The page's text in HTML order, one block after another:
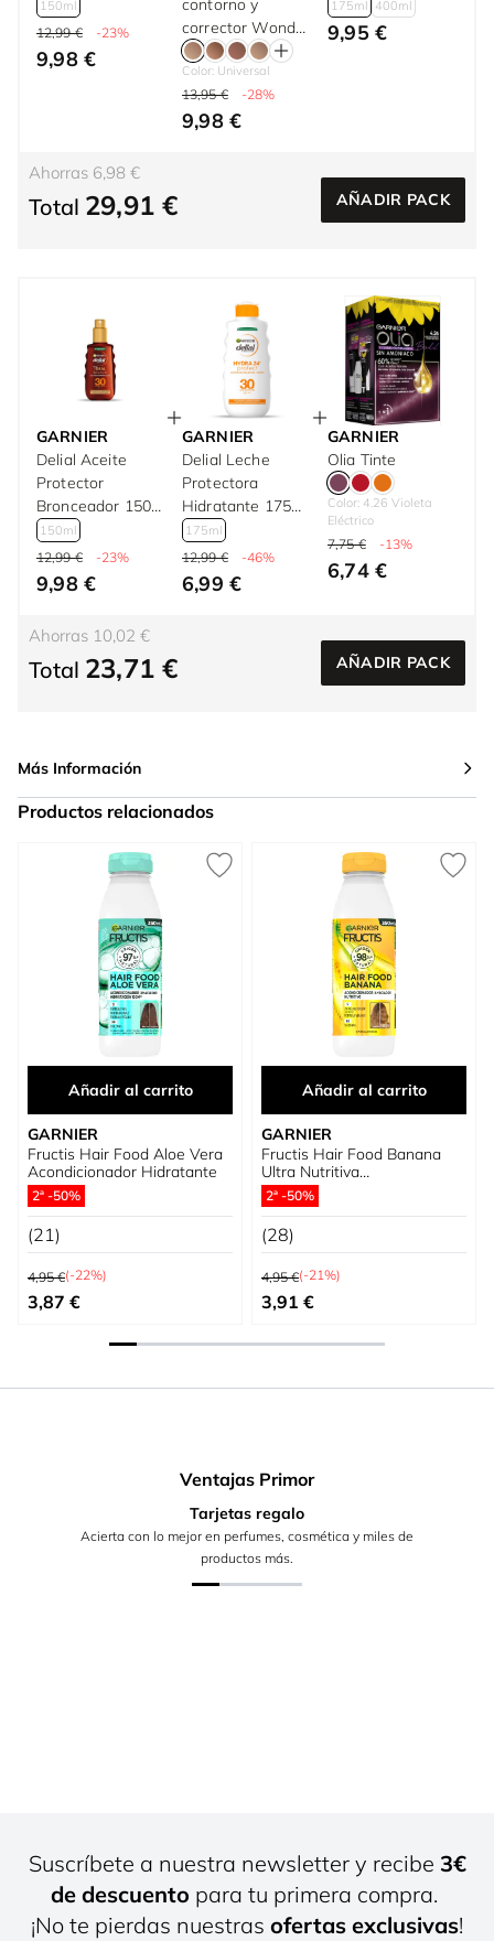
ml
150ml
12,99 € -23%
9,98 €
contorno y
corrector Wonder
Stick Dual Face
Lift
Color: Universal
13,95 € -28%
9,98 €
175ml 400ml
9,95 €
Ahorras 6,98 €
Total 29,91 € AÑADIR PACK
GARNIER
Delial Aceite
Protector
Bronceador 150
ml
150ml
12,99 € -23%
9,98 €
GARNIER
Delial Leche
Protectora
Hidratante 175
ml
175ml
12,99 € -46%
6,99 €
GARNIER
Olia Tinte
Color: 4.26 Violeta
Eléctrico
7,75 € -13%
6,74 €
Ahorras 10,02 €
Total 23,71 € AÑADIR PACK
Más Información
Productos relacionados
Press to skip carousel
Añadir al carrito
GARNIER
Fructis Hair Food Aloe Vera
Acondicionador Hidratante
2ª -50%
(21)
Precio habitual
4,95 €(-22%)
Precio especial
3,87 €
Añadir al carrito
GARNIER
Fructis Hair Food Banana
Ultra Nutritiva
Acondicionador
2ª -50%
(28)
Precio habitual
4,95 €(-21%)
Precio especial
3,91 €
Ventajas Primor
Tarjetas regalo
Acierta con lo mejor en perfumes, cosmética y miles de
productos más.
Suscríbete a nuestra newsletter y recibe 3€
de descuento para tu primera compra.
¡No te pierdas nuestras ofertas exclusivas!